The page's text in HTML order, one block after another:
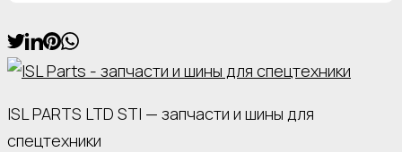
ISL PARTS LTD STI — запчасти и шины для
спецтехники